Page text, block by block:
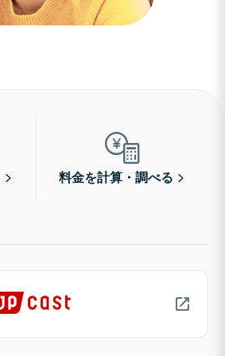
料金を計算・調べる